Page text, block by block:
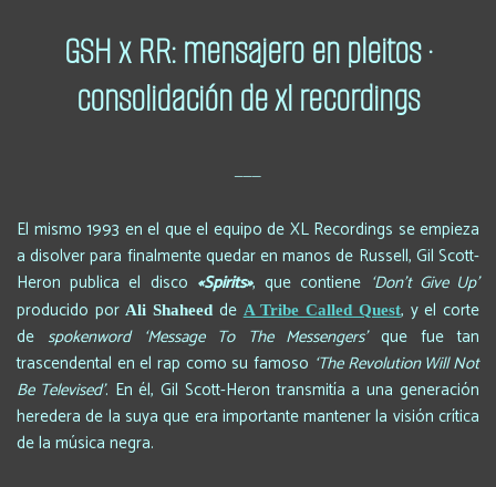
GSH x RR: mensajero en pleitos ·
consolidación de xl recordings
El mismo 1993 en el que el equipo de XL Recordings se empieza
a disolver para finalmente quedar en manos de Russell, Gil Scott-
Heron publica el disco «Spirits», que contiene ‘Don’t Give Up’
producido porAli Shaheed deA Tribe Called Quest, y el corte
de spokenword ‘Message To The Messengers’que fue tan
trascendental en el rap como su famoso ‘The Revolution Will Not
Be Televised’. En él, Gil Scott-Heron transmitía a una generación
heredera de la suya que era importante mantener la visión crítica
de la música negra.